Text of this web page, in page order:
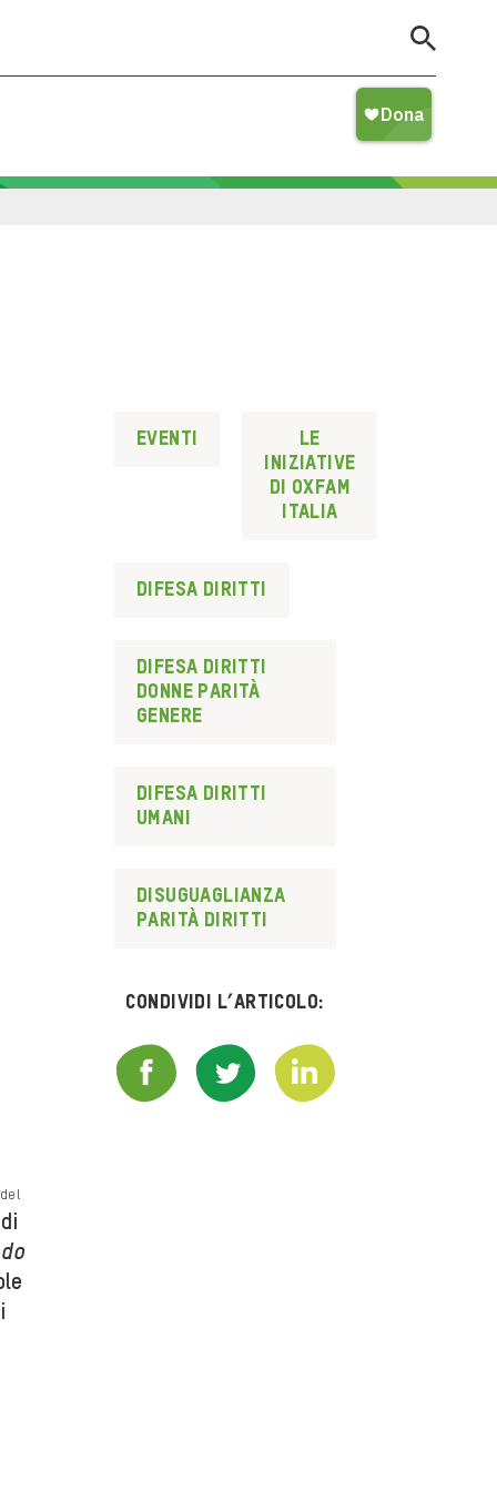
Eventi
Le
iniziative
di Oxfam
Italia
difesa diritti
difesa diritti
donne parità
genere
difesa diritti
umani
disuguaglianza
parità diritti
Condividi l’articolo: